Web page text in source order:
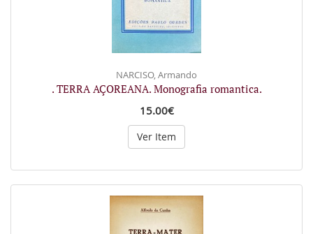
NARCISO, Armando
. TERRA AÇOREANA. Monografia romantica.
15.00€
Ver Item